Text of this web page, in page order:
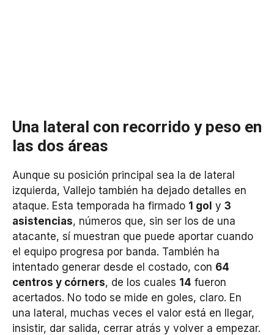
Una lateral con recorrido y peso en
las dos áreas
Aunque su posición principal sea la de lateral
izquierda, Vallejo también ha dejado detalles en
ataque. Esta temporada ha firmado 1 gol y 3
asistencias, números que, sin ser los de una
atacante, sí muestran que puede aportar cuando
el equipo progresa por banda. También ha
intentado generar desde el costado, con 64
centros y córners, de los cuales 14 fueron
acertados. No todo se mide en goles, claro. En
una lateral, muchas veces el valor está en llegar,
insistir, dar salida, cerrar atrás y volver a empezar.